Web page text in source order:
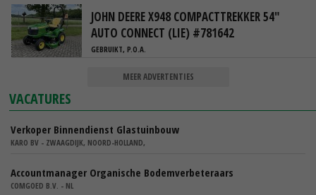
JOHN DEERE X948 COMPACTTREKKER 54"
AUTO CONNECT (LIE) #781642
GEBRUIKT, P.O.A.
MEER ADVERTENTIES
VACATURES
Verkoper Binnendienst Glastuinbouw
KARO BV - ZWAAGDIJK, NOORD-HOLLAND,
Accountmanager Organische Bodemverbeteraars
COMGOED B.V. - NL